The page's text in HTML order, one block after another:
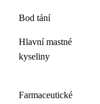
Bod tání
Hlavní mastné
kyseliny
Farmaceutické